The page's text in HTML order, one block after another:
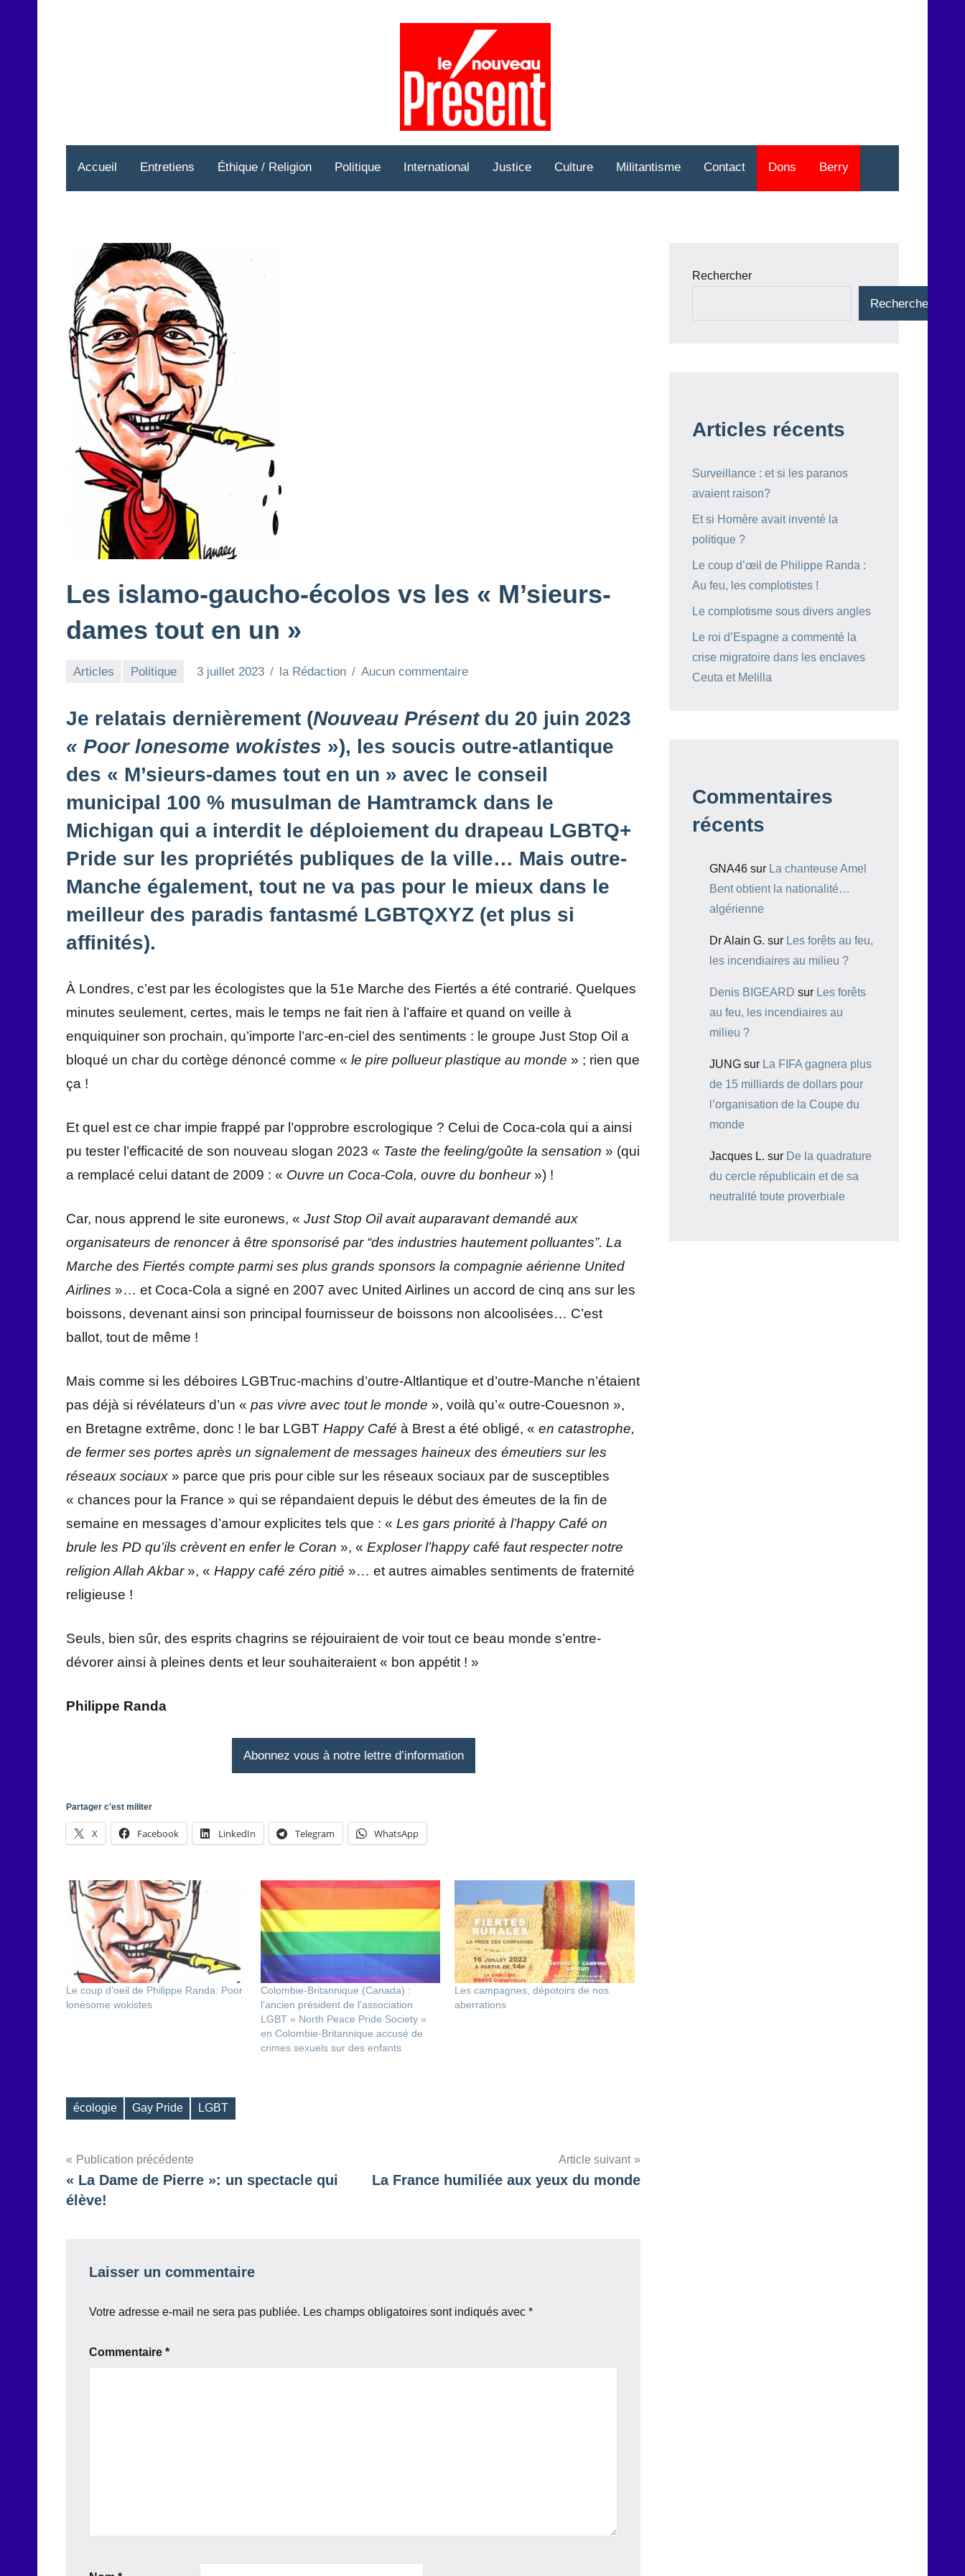
Accueil Entretiens Éthique / Religion Politique International Justice Culture Militantisme Contact Dons Berry
Les islamo-gaucho-écolos vs les « M’sieurs-
dames tout en un »
Articles Politique 3 juillet 2023 la Rédaction Aucun commentaire
Je relatais dernièrement (Nouveau Présentdu 20 juin 2023
« Poor lonesome wokistes »), les soucis outre-atlantique
des « M’sieurs-dames tout en un » avec le conseil
municipal 100 % musulman de Hamtramck dans le
Michigan qui a interdit le déploiement du drapeau LGBTQ+
Pride sur les propriétés publiques de la ville… Mais outre-
Manche également, tout ne va pas pour le mieux dans le
meilleur des paradis fantasmé LGBTQXYZ (et plus si
affinités).
À Londres, c’est par les écologistes que la 51e Marche des Fiertés a été contrarié. Quelques
minutes seulement, certes, mais le temps ne fait rien à l’affaire et quand on veille à
enquiquiner son prochain, qu’importe l’arc-en-ciel des sentiments : le groupe Just Stop Oil a
bloqué un char du cortège dénoncé comme « le pire pollueur plastique au monde » ; rien que
ça !
Et quel est ce char impie frappé par l’opprobre escrologique ? Celui de Coca-cola qui a ainsi
pu tester l’efficacité de son nouveau slogan 2023 « Taste the feeling/goûte la sensation » (qui
a remplacé celui datant de 2009 : « Ouvre un Coca-Cola, ouvre du bonheur») !
Car, nous apprend le site euronews, « Just Stop Oil avait auparavant demandé aux
organisateurs de renoncer à être sponsorisé par “des industries hautement polluantes”. La
Marche des Fiertés compte parmi ses plus grands sponsors la compagnie aérienne United
Airlines »… et Coca-Cola a signé en 2007 avec United Airlines un accord de cinq ans sur les
boissons, devenant ainsi son principal fournisseur de boissons non alcoolisées… C’est
ballot, tout de même !
Mais comme si les déboires LGBTruc-machins d’outre-Altlantique et d’outre-Manche n’étaient
pas déjà si révélateurs d’un « pas vivre avec tout le monde », voilà qu’« outre-Couesnon »,
en Bretagne extrême, donc ! le bar LGBT Happy Café à Brest a été obligé, « en catastrophe,
de fermer ses portes après un signalement de messages haineux des émeutiers sur les
réseaux sociaux » parce que pris pour cible sur les réseaux sociaux par de susceptibles
« chances pour la France » qui se répandaient depuis le début des émeutes de la fin de
semaine en messages d’amour explicites tels que : « Les gars priorité à l’happy Café on
brule les PD qu’ils crèvent en enfer le Coran », « Exploser l’happy café faut respecter notre
religion Allah Akbar», « Happy café zéro pitié »… et autres aimables sentiments de fraternité
religieuse !
Seuls, bien sûr, des esprits chagrins se réjouiraient de voir tout ce beau monde s’entre-
dévorer ainsi à pleines dents et leur souhaiteraient « bon appétit ! »
Philippe Randa
Abonnez vous à notre lettre d’information
Partager c'est militer
X Facebook LinkedIn Telegram WhatsApp
Le coup d’oeil de Philippe Randa: Poor
lonesome wokistes
Colombie-Britannique (Canada) :
l’ancien président de l’association
LGBT « North Peace Pride Society »
en Colombie-Britannique accusé de
crimes sexuels sur des enfants
Les campagnes, dépotoirs de nos
aberrations
Étiquettes
écologie Gay Pride LGBT
Navigation
de
Publication précédente
« La Dame de Pierre »: un spectacle qui
élève!
Article suivant
La France humiliée aux yeux du monde
Laisser un commentaire
Votre adresse e-mail ne sera pas publiée. Les champs obligatoires sont indiqués avec *
Commentaire *
Rechercher
Rechercher
Articles récents
Surveillance : et si les paranos
avaient raison?
Et si Homère avait inventé la
politique ?
Le coup d’œil de Philippe Randa :
Au feu, les complotistes !
Le complotisme sous divers angles
Le roi d’Espagne a commenté la
crise migratoire dans les enclaves
Ceuta et Melilla
Commentaires
récents
GNA46 sur La chanteuse Amel
Bent obtient la nationalité…
algérienne
Dr Alain G. sur Les forêts au feu,
les incendiaires au milieu ?
Denis BIGEARD sur Les forêts
au feu, les incendiaires au
milieu ?
JUNG sur La FIFA gagnera plus
de 15 milliards de dollars pour
l’organisation de la Coupe du
monde
Jacques L. sur De la quadrature
du cercle républicain et de sa
neutralité toute proverbiale